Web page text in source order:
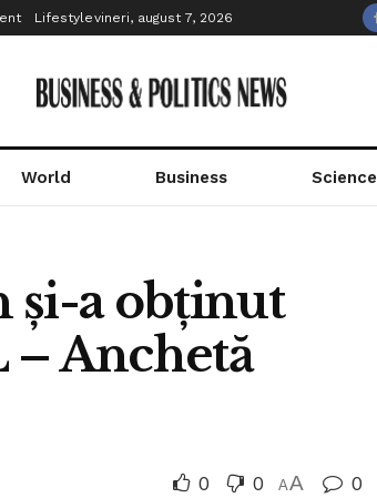
Lifestylevineri, august 7, 2026
World Business Science
și-a obținut
– Anchetă
0 0 AA 0